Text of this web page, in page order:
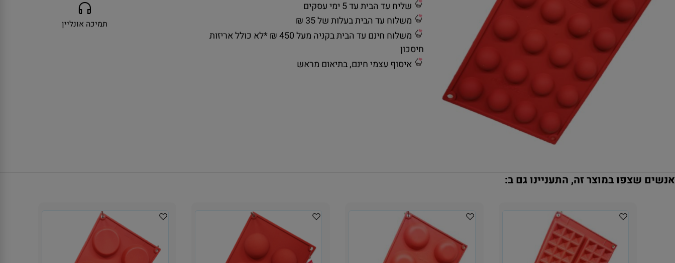
שליח עד הבית עד 5 ימי עסקים
משלוח עד הבית בעלות של 35 ₪
משלוח חינם עד הבית בקניה מעל 450 ₪ *לא כולל אריזות
חיסכון
איסוף עצמי חינם, בתיאום מראש
תמיכה אונליין
שצפו במוצר זה, התעניינו גם ב: